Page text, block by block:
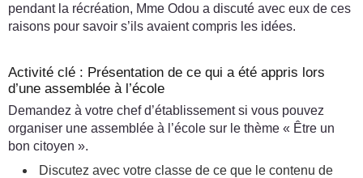
pendant la récréation, Mme Odou a discuté avec eux de ces
raisons pour savoir s’ils avaient compris les idées.
Activité clé : Présentation de ce qui a été appris lors
d’une assemblée à l’école
Demandez à votre chef d’établissement si vous pouvez
organiser une assemblée à l’école sur le thème « Être un
bon citoyen ».
Discutez avec votre classe de ce que le contenu de